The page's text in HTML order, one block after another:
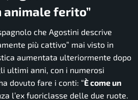
animale ferito”
che Agostini descrive
più cattivo” mai visto in
aumentata ulteriormente dopo
ultimi anni, con i numerosi
dovuto fare i conti: “È come un
l’ex fuoriclasse delle due ruote.